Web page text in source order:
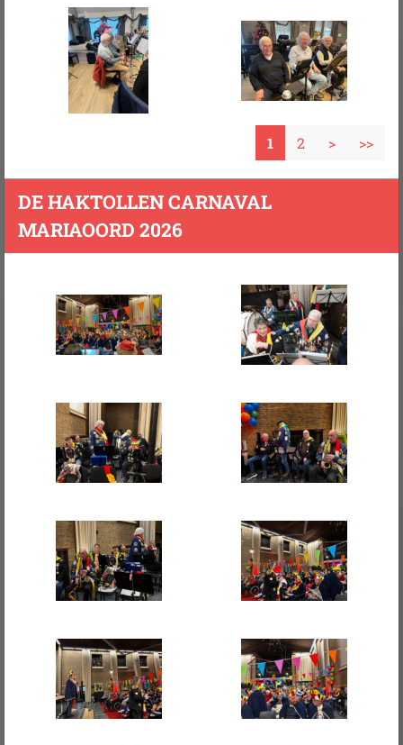
1 2 > >>
DE HAKTOLLEN CARNAVAL
MARIAOORD 2026